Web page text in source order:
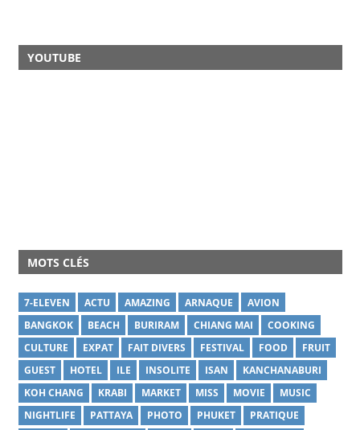
YOUTUBE
MOTS CLÉS
7-ELEVEN ACTU AMAZING ARNAQUE
AVION
BANGKOK
BEACH BURIRAM CHIANG MAI
COOKING
CULTURE
EXPAT FAIT DIVERS FESTIVAL FOOD
FRUIT
GUEST
HOTEL ILE INSOLITE ISAN
KANCHANABURI
KOH CHANG
KRABI MARKET MISS MOVIE
MUSIC
NIGHTLIFE
PATTAYA PHOTO PHUKET
PRATIQUE